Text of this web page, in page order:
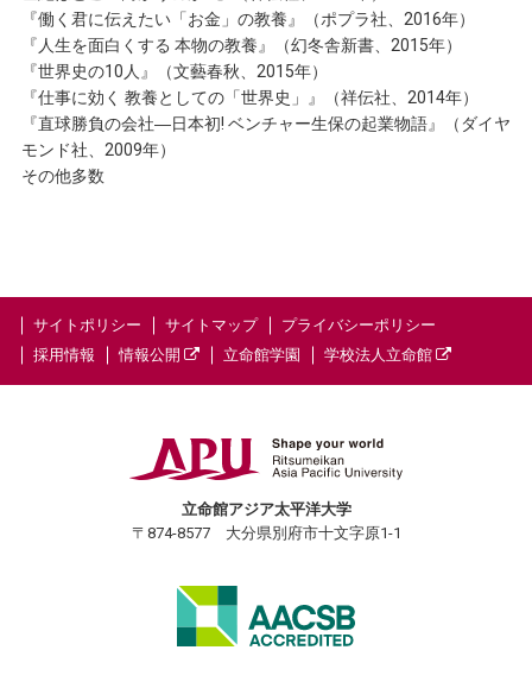
『働く君に伝えたい「お金」の教養』（ポプラ社、2016年）
『人生を面白くする 本物の教養』（幻冬舎新書、2015年）
『世界史の10人』（文藝春秋、2015年）
『仕事に効く 教養としての「世界史」』（祥伝社、2014年）
『直球勝負の会社―日本初! ベンチャー生保の起業物語』（ダイヤ
モンド社、2009年）
その他多数
サイトポリシー サイトマップ
プライバシーポリシー
採用情報
情報公開 立命館学園 学校法人立命館
立命館アジア太平洋大学
〒874-8577 大分県別府市十文字原1-1